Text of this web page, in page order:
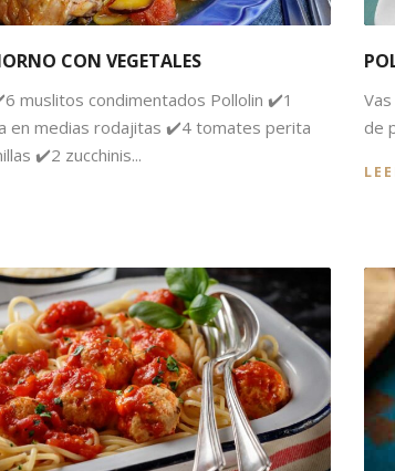
CON VEGETALES
muslitos condimentados Pollolin ✔️1
en medias rodajitas ✔️4 tomates perita
✔️2 zucchinis...
de